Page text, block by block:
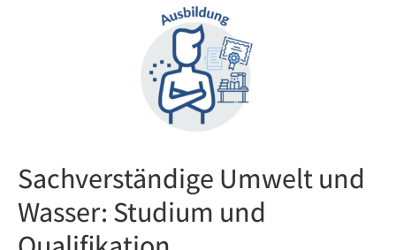
Sachverständige Umwelt und
Wasser: Studium und